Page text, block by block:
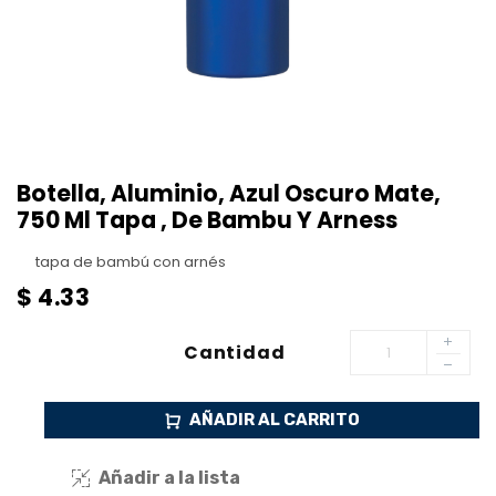
Botella, Aluminio, Azul Oscuro Mate,
750 Ml Tapa , De Bambu Y Arness
tapa de bambú con arnés
$ 4.33
Cantidad
AÑADIR AL CARRITO
Añadir a la lista